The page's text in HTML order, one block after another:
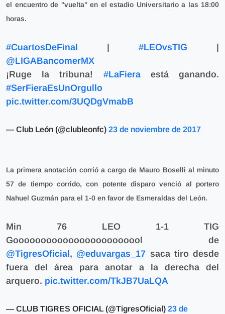
el encuentro de "vuelta" en el estadio Universitario a las 18:00
horas.
#CuartosDeFinal #LEOvsTIG
@LIGABancomerMX
¡Ruge la tribuna! #LaFieraestá ganando.
#SerFieraEsUnOrgullo
pic.twitter.com/3UQDgVmabB
— Club León (@clubleonfc) 23 de noviembre de 2017
La primera anotación corrió a cargo de Mauro Boselli al minuto
57 de tiempo corrido, con potente disparo venció al portero
Nahuel Guzmán para el 1-0 en favor de Esmeraldas del León.
Min 76 LEO 1-1 TIG
Goooooooooooooooooooooool de
@TigresOficial , @eduvargas_17 saca tiro desde
fuera del área para anotar a la derecha del
arquero. pic.twitter.com/TkJB7UaLQA
— CLUB TIGRES OFICIAL (@TigresOficial) 23 de